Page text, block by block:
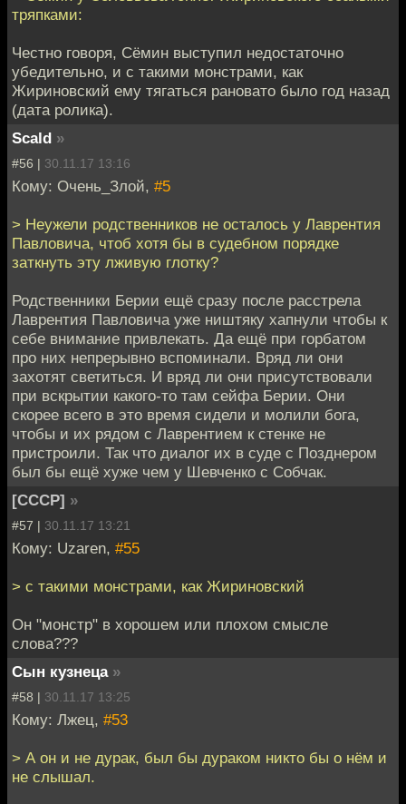
тряпками:
Честно говоря, Сёмин выступил недостаточно
убедительно, и с такими монстрами, как
Жириновский ему тягаться рановато было год назад
(дата ролика).
Scald »
#56 | 30.11.17 13:16
Кому: Очень_Злой, #5
> Неужели родственников не осталось у Лаврентия
Павловича, чтоб хотя бы в судебном порядке
заткнуть эту лживую глотку?
Родственники Берии ещё сразу после расстрела
Лаврентия Павловича уже ништяку хапнули чтобы к
себе внимание привлекать. Да ещё при горбатом
про них непрерывно вспоминали. Вряд ли они
захотят светиться. И вряд ли они присутствовали
при вскрытии какого-то там сейфа Берии. Они
скорее всего в это время сидели и молили бога,
чтобы и их рядом с Лаврентием к стенке не
пристроили. Так что диалог их в суде с Позднером
был бы ещё хуже чем у Шевченко с Собчак.
[СССР] »
#57 | 30.11.17 13:21
Кому: Uzaren, #55
> с такими монстрами, как Жириновский
Он "монстр" в хорошем или плохом смысле
слова???
Сын кузнеца »
#58 | 30.11.17 13:25
Кому: Лжец, #53
> А он и не дурак, был бы дураком никто бы о нём и
не слышал.